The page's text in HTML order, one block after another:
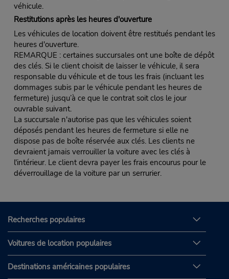
véhicule.
Restitutions après les heures d'ouverture
Les véhicules de location doivent être restitués pendant les
heures d'ouverture.
REMARQUE : certaines succursales ont une boîte de dépôt
des clés. Si le client choisit de laisser le véhicule, il sera
responsable du véhicule et de tous les frais (incluant les
dommages subis par le véhicule pendant les heures de
fermeture) jusqu’à ce que le contrat soit clos le jour
ouvrable suivant.
La succursale n'autorise pas que les véhicules soient
déposés pendant les heures de fermeture si elle ne
dispose pas de boîte réservée aux clés. Les clients ne
devraient jamais verrouiller la voiture avec les clés à
l'intérieur. Le client devra payer les frais encourus pour le
déverrouillage de la voiture par un serrurier.
Recherches populaires
Voitures de location populaires
Destinations américaines populaires